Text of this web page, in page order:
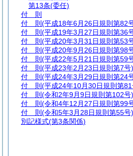
第13条(委任)
付 則
付 則 (平成18年6月26日規則第82
付 則 (平成19年3月27日規則第36
付 則 (平成20年3月31日規則第53
付 則 (平成20年9月26日規則第98
付 則 (平成22年5月21日規則第59
付 則 (平成23年2月23日規則第7号)
付 則 (平成24年3月29日規則第24
付 則 (平成24年10月30日規則第81
付 則 (令和2年9月9日規則第102号)
付 則 (令和4年12月27日規則第99
付 則 (令和5年3月28日規則第55号)
別記様式(第3条関係)